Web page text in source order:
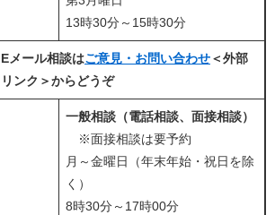
13時30分～15時30分
Eメール相談はご意見・お問い合わせ＜外部
リンク＞​からどうぞ
一般相談（電話相談、面接相談）
※面接相談は要予約
月～金曜日（年末年始・祝日を除
く）
8時30分～17時00分